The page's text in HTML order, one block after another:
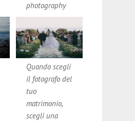
photography
Quando scegli
il fotografo del
tuo
matrimonio,
scegli una